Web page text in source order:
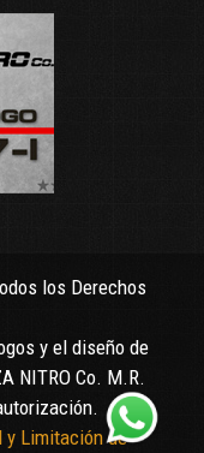
los Derechos
y el diseño de
NITRO Co. M.R.
y Limitación de